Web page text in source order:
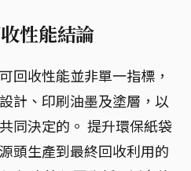
性能結論
回收性能並非單一指標，
計、印刷油墨及塗層，以
同決定的。 提升環保紙袋
頭生產到最終回收利用的